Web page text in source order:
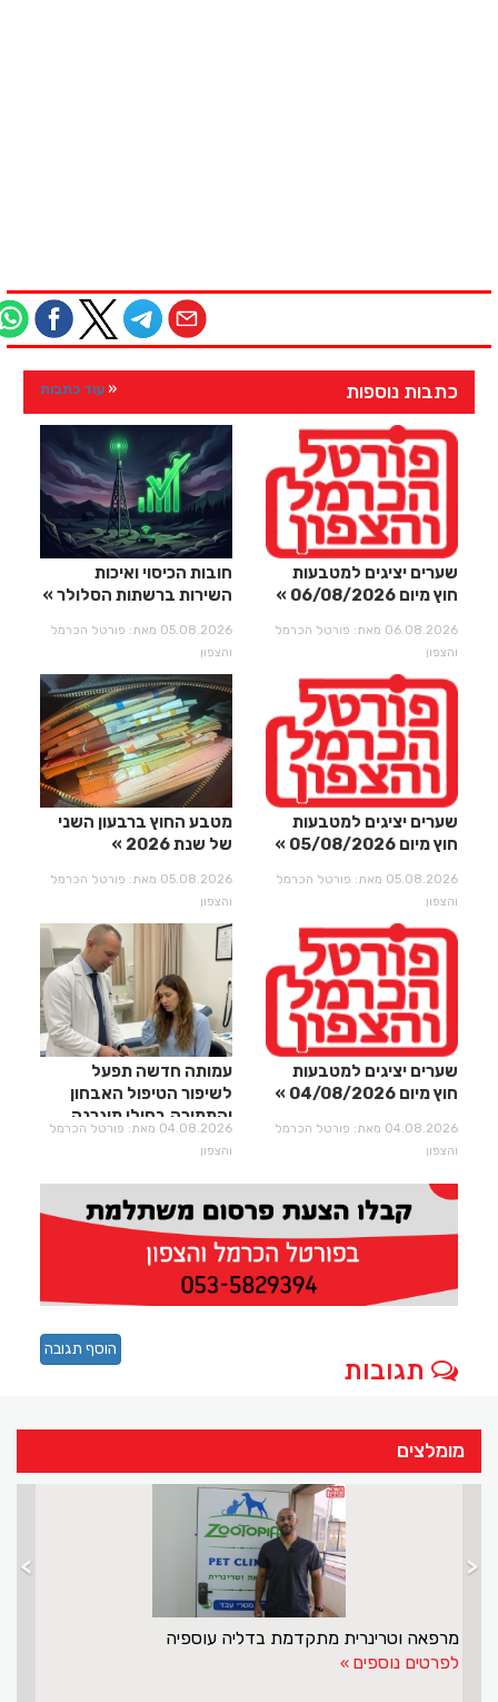
כתבות נוספות עוד כתבות
שערים יציגים למטבעות
חוץ מיום 06/08/2026
06.08.2026 מאת: פורטל הכרמל
והצפון
חובות הכיסוי ואיכות
השירות ברשתות הסלולר
05.08.2026 מאת: פורטל הכרמל
והצפון
שערים יציגים למטבעות
חוץ מיום 05/08/2026
05.08.2026 מאת: פורטל הכרמל
והצפון
מטבע החוץ ברבעון השני
של שנת 2026
05.08.2026 מאת: פורטל הכרמל
והצפון
שערים יציגים למטבעות
חוץ מיום 04/08/2026
04.08.2026 מאת: פורטל הכרמל
והצפון
עמותה חדשה תפעל
לשיפור הטיפול האבחון
והתמיכה בחולי מיגרנה
וכאבי ראש04.08.2026 מאת: פורטל הכרמל
והצפון
תגובות
הוסף תגובה
מומלצים
מרפאה וטרינרית מתקדמת בדליה עוספיה
לפרטים נוספים
> <